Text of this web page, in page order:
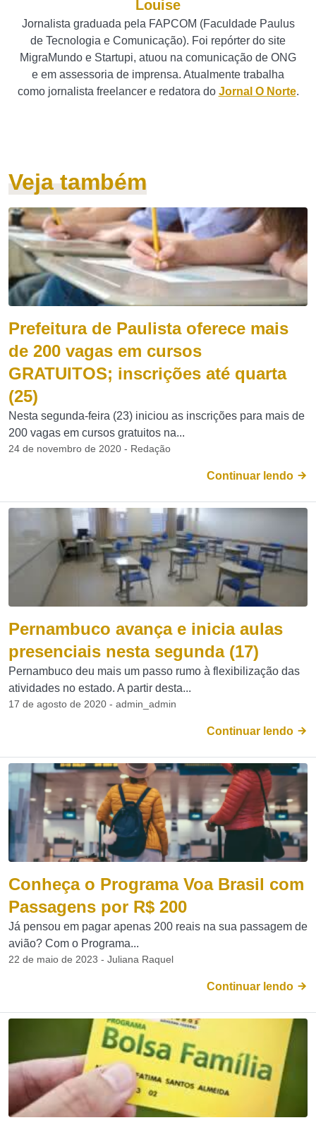
Louise
Jornalista graduada pela FAPCOM (Faculdade Paulus
de Tecnologia e Comunicação). Foi repórter do site
MigraMundo e Startupi, atuou na comunicação de ONG
e em assessoria de imprensa. Atualmente trabalha
como jornalista freelancer e redatora do Jornal O Norte.
Veja também
Prefeitura de Paulista oferece mais
de 200 vagas em cursos
GRATUITOS; inscrições até quarta
(25)
Nesta segunda-feira (23) iniciou as inscrições para mais de
200 vagas em cursos gratuitos na...
24 de novembro de 2020 - Redação
Continuar lendo
Pernambuco avança e inicia aulas
presenciais nesta segunda (17)
Pernambuco deu mais um passo rumo à flexibilização das
atividades no estado. A partir desta...
17 de agosto de 2020 - admin_admin
Continuar lendo
Conheça o Programa Voa Brasil com
Passagens por R$ 200
Já pensou em pagar apenas 200 reais na sua passagem de
avião? Com o Programa...
22 de maio de 2023 - Juliana Raquel
Continuar lendo